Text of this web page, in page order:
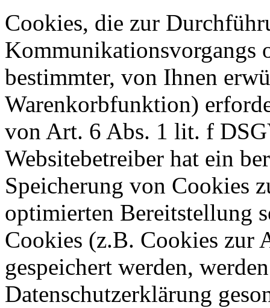
Cookies, die zur
Kommunikationsvorgangs
bestimmter, von Ihnen
Warenkorbfunktion)
von Art. 6 Abs. 1 lit. f
Websitebetreiber hat ein
Speicherung von Cookies
optimierten Bereitstellung
Cookies (z.B. Cookies zur
gespeichert werden,
Datenschutzerklärung